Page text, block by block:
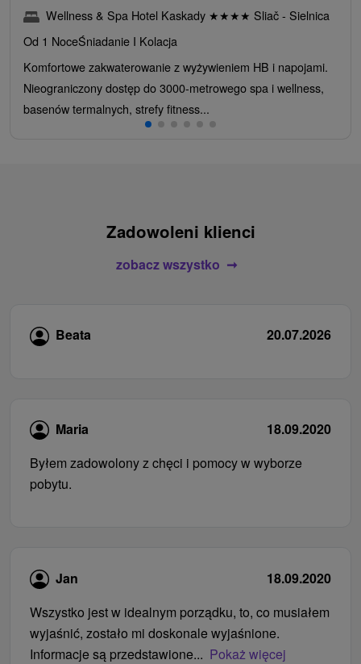
Wellness & Spa Hotel Kaskady ★★★★ Sliač - Sielnica
Od 1 NoceŚniadanie I Kolacja
Komfortowe zakwaterowanie z wyżywieniem HB i napojami.
Nieograniczony dostęp do 3000-metrowego spa i wellness,
basenów termalnych, strefy fitness...
Zadowoleni klienci
zobacz wszystko
Beata 20.07.2026
Maria
18.09.2020
Byłem zadowolony z chęci i pomocy w wyborze
pobytu.
Jan
18.09.2020
Wszystko jest w idealnym porządku, to, co musiałem
wyjaśnić, zostało mi doskonale wyjaśnione.
Informacje są przedstawione... Pokaż więcej